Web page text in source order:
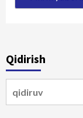
Qidirish